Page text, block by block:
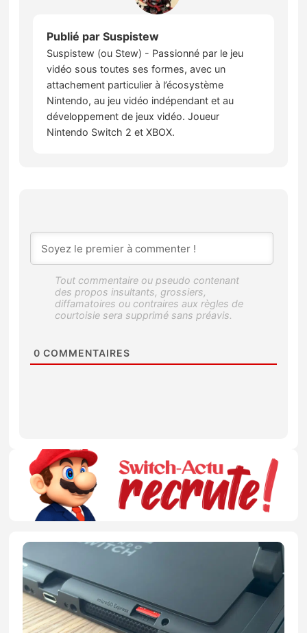
Publié parSuspistew
Suspistew (ou Stew) - Passionné par le jeu
vidéo sous toutes ses formes, avec un
attachement particulier à l’écosystème
Nintendo, au jeu vidéo indépendant et au
développement de jeux vidéo. Joueur
Nintendo Switch 2 et XBOX.
0 COMMENTAIRES